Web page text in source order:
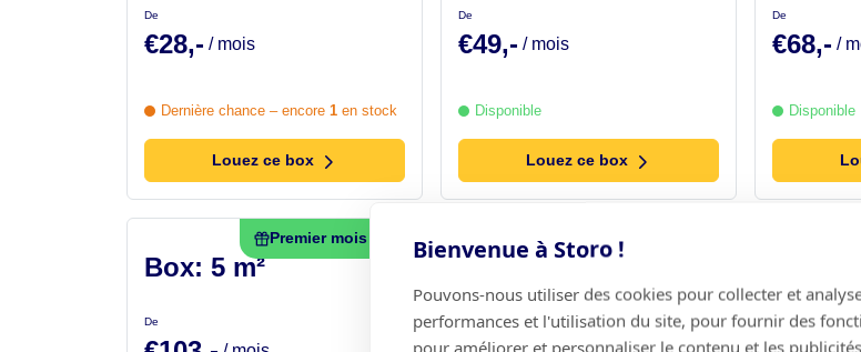
Bienvenue à Storo !
Pouvons-nous utiliser des cookies pour collecter et
performances et l'utilisation du site, pour fournir des
pour améliorer et personnaliser le contenu et les
De
€28,- / mois
Dernière chance – encore 1 en stock
Louez ce box
De
€49,- / mois
Disponible
Louez ce box
De
€68,- /
Disponible
Premier mois à 1 €
Box: 5 m²
De
Premier mois à 1 €
Box: 6 m²
De
de
vous